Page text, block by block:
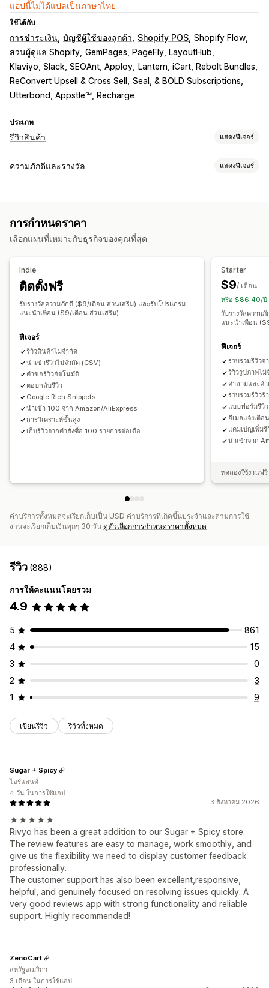
แอปนี้ไม่ได้แปลเป็นภาษาไทย
ใช้ได้กับ
การชำระเงิน บัญชีผู้ใช้ของลูกค้า Shopify POS Shopify Flow
ส่วนผู้ดูแล Shopify GemPages, PageFly, LayoutHub
Klaviyo, Slack, SEOAnt, Apploy
Lantern, iCart, Rebolt Bundles
ReConvert Upsell & Cross Sell
Seal, & BOLD Subscriptions
Utterbond, Appstle℠, Recharge
ประเภท
รีวิวสินค้า แสดงฟีเจอร์
ตัวเลือกการแสดงผล
สรุปรีวิว ถามตอบ การจัดกลุ่มสินค้า
ส่วนย่อยแบบสมบูรณ์
วิธีรวบรวมรีวิว
คำขอทางอีเมล
คิวอาร์โค้ด
การโปรโมท การแนะนำ นำเข้าและส่งออก
ตรวจสอบการย้าย
คำขอที่กำหนดเอง
ความภักดีและรางวัล แสดงฟีเจอร์
โปรแกรมตัวแทนโฆษณาสินค้าและบริการ
การสมัครใช้งาน โปรแกรมที่กำหนดเอง
คะแนน
ส่วนลด
สิทธิ์การใช้งานพิเศษสำหรับสมาชิก
รางวัลที่กำหนดเอง
การกำหนดราคา
เลือกแผนที่เหมาะกับธุรกิจของคุณที่สุด
Indie
ติดตั้งฟรี
รับรางวัลความภักดี ($9/เดือน ส่วนเสริม) และรับโปรแกรม
แนะนำเพื่อน ($9/เดือน ส่วนเสริม)
ฟีเจอร์
รีวิวสินค้าไม่จำกัด
นำเข้ารีวิวไม่จำกัด (CSV)
คำขอรีวิวอัตโนมัติ
ตอบกลับรีวิว
Google Rich Snippets
นำเข้า 100 จาก Amazon/AliExpress
การวิเคราะห์ขั้นสูง
เก็บรีวิวจากคำสั่งซื้อ 100 รายการต่อเดือ
Starter
$9/ เดือน
หรือ $86.40/ปี
รับรางวัลความ
แนะนำเพื่อน
ฟีเจอร์
รวบรวมรีวิว
รีวิวรูปภาพไม่
คำถามและค
รวบรวมรีวิวร้
แบบฟอร์มรีวิ
อีเมลแจ้งเตื
แคมเปญเพิ่มรี
นำเข้าจาก
ทดลองใช้งานฟ
ค่าบริการทั้งหมดจะเรียกเก็บเป็น USD ค่าบริการที่เกิดขึ้นประจำและตามการใช้
งานจะเรียกเก็บเงินทุกๆ 30 วัน ดูตัวเลือกการกำหนดราคาทั้งหมด
รีวิว (888)
การให้คะแนนโดยรวม
4.9
5
861
4
15
3
0
2
3
1
9
เขียนรีวิว รีวิวทั้งหมด
3 สิงหาคม 2026
★★★★★
Rivyo has been a great addition to our Sugar + Spicy store.
The review features are easy to manage, work smoothly, and
give us the flexibility we need to display customer feedback
professionally.
The customer support has also been excellent,responsive,
helpful, and genuinely focused on resolving issues quickly. A
very good reviews app with strong functionality and reliable
support. Highly recommended!
Sugar + Spicy
ไอร์แลนด์
4 วัน ในการใช้แอป
ZenoCart
สหรัฐอเมริกา
3 เดือน ในการใช้แอป